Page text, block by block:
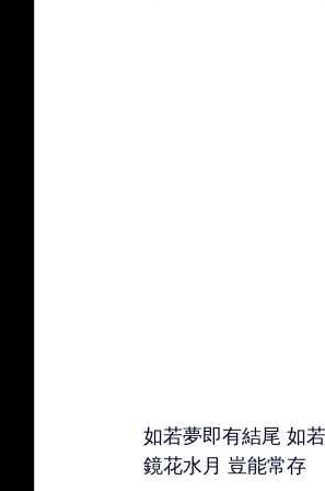
如若夢即有結尾 如
鏡花水月 豈能常存